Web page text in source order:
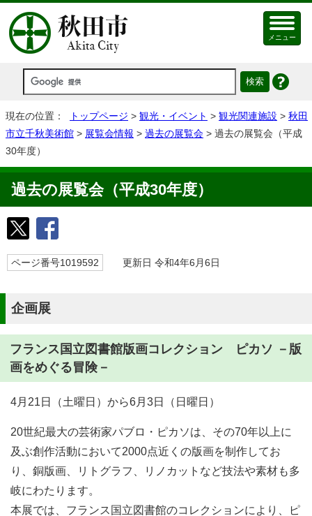
メニュー
現在の位置： トップページ > 観光・イベント > 観光関連施設 > 秋田
市立千秋美術館 > 展覧会情報 > 過去の展覧会 > 過去の展覧会（平成
30年度）
過去の展覧会（平成30年度）
ページ番号1019592 更新日 令和4年6月6日
企画展
フランス国立図書館版画コレクション ピカソ －版
画をめぐる冒険－
4月21日（土曜日）から6月3日（日曜日）
20世紀最大の芸術家パブロ・ピカソは、その70年以上に
及ぶ創作活動において2000点近くの版画を制作してお
り、銅版画、リトグラフ、リノカットなど技法や素材も多
岐にわたります。
本展では、フランス国立図書館のコレクションにより、ピ